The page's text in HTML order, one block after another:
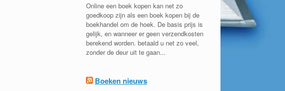
Online een boek kopen kan net zo
goedkoop zijn als een boek kopen bij de
boekhandel om de hoek. De basis prijs is
gelijk, en wanneer er geen verzendkosten
berekend worden. betaald u net zo veel,
zonder de deur uit te gaan...
Boeken nieuws